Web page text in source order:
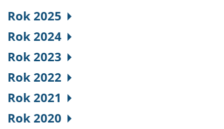
Rok 2025
Rok 2024
Rok 2023
Rok 2022
Rok 2021
Rok 2020